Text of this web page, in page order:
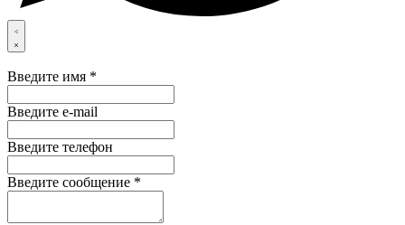
Введите имя *
Введите e-mail
Введите телефон
Введите cообщение *